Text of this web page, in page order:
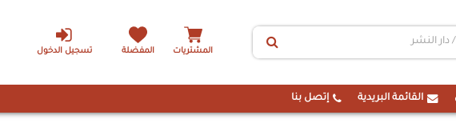
تسجيل الدخول المشتريات المفضلة
القائمة البريدية إتصل بنا